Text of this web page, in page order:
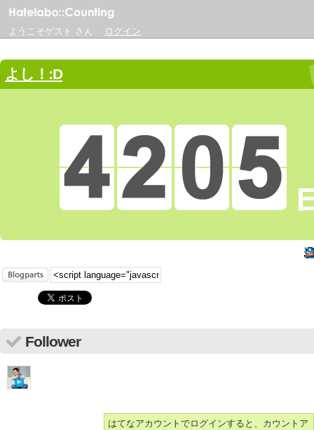
ようこそゲスト さん ログイン
よし！:D
Follower
はてなアカウントでログインすると、カウントア